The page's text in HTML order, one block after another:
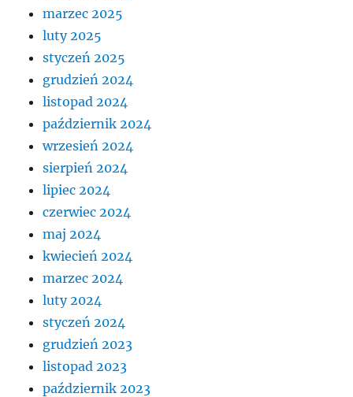
marzec 2025
luty 2025
styczeń 2025
grudzień 2024
listopad 2024
październik 2024
wrzesień 2024
sierpień 2024
lipiec 2024
czerwiec 2024
maj 2024
kwiecień 2024
marzec 2024
luty 2024
styczeń 2024
grudzień 2023
listopad 2023
październik 2023